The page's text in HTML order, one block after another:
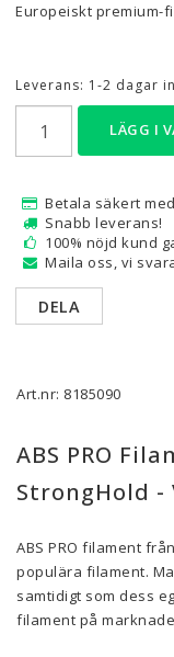
Europeiskt premium-
Leverans: 1-2 dagar
LÄGG I
Betala säkert
Snabb leverans!
100% nöjd kund
Maila oss, vi
DELA
Art.nr: 8185090
ABS PRO
StrongHold -
ABS PRO filament
populära filament.
samtidigt som dess
filament på